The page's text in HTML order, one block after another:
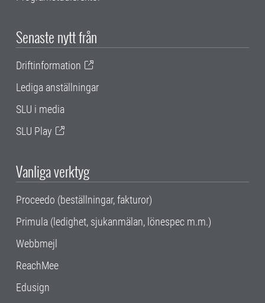
Senaste nytt från
Driftinformation
Lediga anställningar
SLU i media
SLU Play
Vanliga verktyg
Proceedo (beställningar, fakturor)
Primula (ledighet, sjukanmälan, lönespec m.m.)
Webbmejl
ReachMee
Edusign